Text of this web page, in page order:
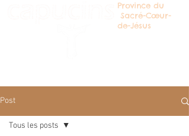
Province du
Sacré-Cœur-
de-Jésus
Post
Tous les posts